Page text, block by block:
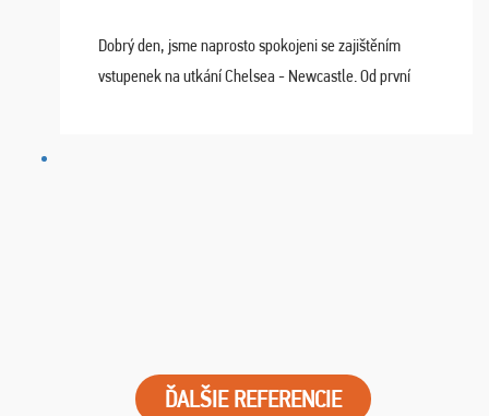
Dobrý den, jsme naprosto spokojeni se zajištěním
vstupenek na utkání Chelsea - Newcastle. Od první
ĎALŠIE REFERENCIE